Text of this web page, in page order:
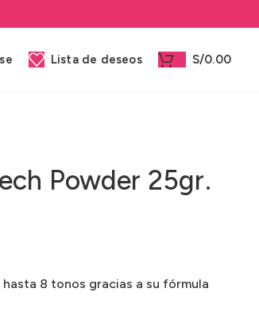
Lista de deseos S/0.00
Powder 25gr.
8 tonos gracias a su fórmula